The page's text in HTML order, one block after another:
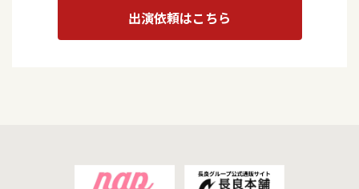
出演依頼はこちら